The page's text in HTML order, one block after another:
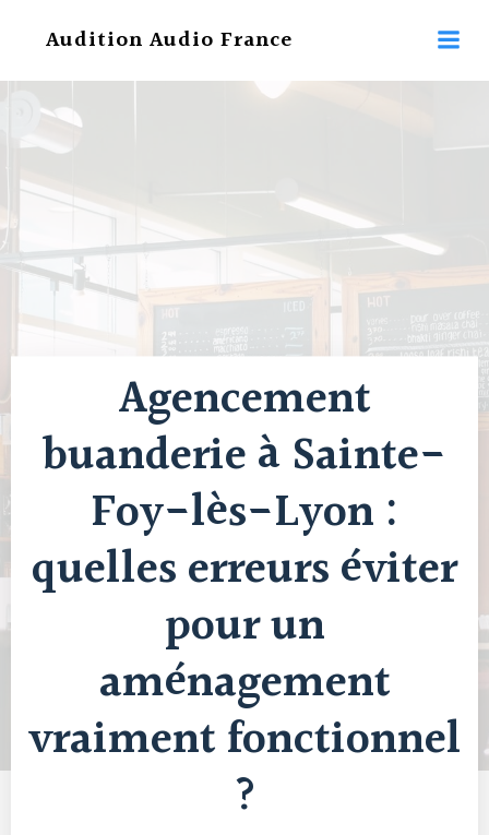
au
Audition Audio France
Agencement
buanderie à Sainte-
Foy-lès-Lyon :
quelles erreurs éviter
pour un
aménagement
vraiment fonctionnel
?